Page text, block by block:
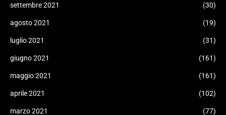
settembre 2021 (30)
agosto 2021 (19)
luglio 2021 (31)
giugno 2021 (161)
maggio 2021 (161)
aprile 2021 (102)
marzo 2021 (77)